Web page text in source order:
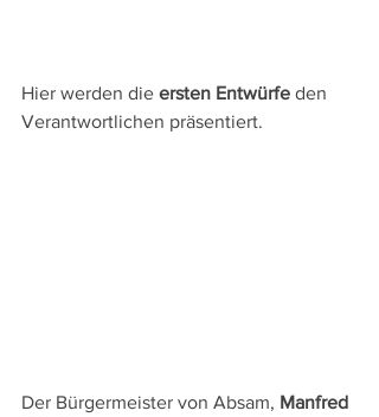
Hier werden die ersten Entwürfe den
Verantwortlichen präsentiert.
Der Bürgermeister von Absam, Manfred